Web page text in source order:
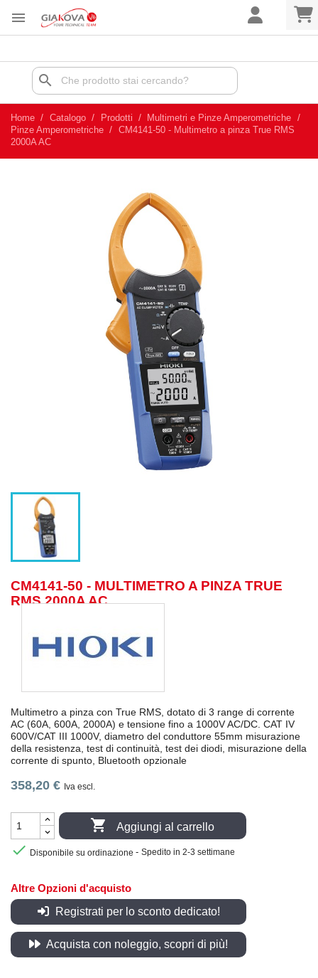

search
Home Catalogo Prodotti
Multimetri e Pinze Amperometriche
Pinze Amperometriche
CM4141-50 - Multimetro a pinza True RMS
2000A AC
CM4141-50 - MULTIMETRO A PINZA TRUE
RMS 2000A AC
Multimetro a pinza con True RMS, dotato di 3 range di corrente
AC (60A, 600A, 2000A) e tensione fino a 1000V AC/DC. CAT IV
600V/CAT III 1000V, diametro del conduttore 55mm misurazione
della resistenza, test di continuità, test dei diodi, misurazione della
corrente di spunto, Bluetooth opzionale
358,20 € Iva escl.
 Aggiungi al carrello
 Disponibile su ordinazione - Spedito in 2-3 settimane
Altre Opzioni d'acquisto
Registrati per lo sconto dedicato!
Acquista con noleggio, scopri di più!